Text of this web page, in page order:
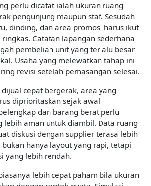
perlu dicatat ialah ukuran ruang
pengunjung maupun staf. Sesudah
dinding, dan area promosi harus ikut
Catatan lapangan sederhana
pembelian unit yang terlalu besar
Usaha yang melewatkan tahap ini
revisi setelah pemasangan selesai.
cepat bergerak, area yang
diprioritaskan sejak awal.
dan barang berat perlu
lebih aman untuk diambil. Data ruang
diskusi dengan supplier terasa lebih
hanya layout yang rapi, tetapi
yang lebih rendah.
lebih cepat paham bila ukuran